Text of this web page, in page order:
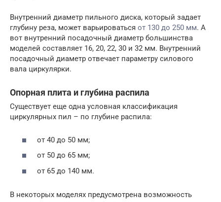
Внутренний диаметр пильного диска, который задает
глубину реза, может варьироваться от 130 до 250 мм. А
вот внутренний посадочный диаметр большинства
моделей составляет 16, 20, 22, 30 и 32 мм. Внутренний
посадочный диаметр отвечает параметру силового
вала циркулярки.
Опорная плита и глубина распила
Существует еще одна условная классификация
циркулярных пил – по глубине распила:
от 40 до 50 мм;
от 50 до 65 мм;
от 65 до 140 мм.
В некоторых моделях предусмотрена возможность